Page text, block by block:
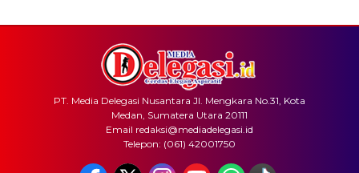
PT. Media Delegasi Nusantara Jl. Mengkara No.31, Kota
Medan, Sumatera Utara 20111
Email redaksi@mediadelegasi.id
Telepon: (061) 42001750